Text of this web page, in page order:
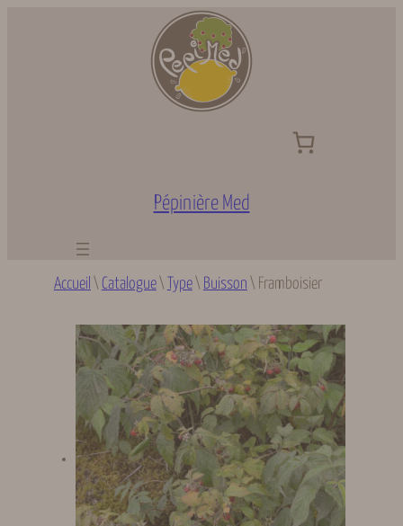
Pépinière Med
Accueil \ Catalogue\ Type\ Buisson \ Framboisier